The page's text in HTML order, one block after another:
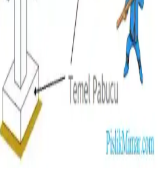
nedeni yüksek nem ve yetersiz
yöntemleri, koruyucu ekipman
küf sorunları önlenebilir ve
Çürüğü Onarım Maliyetleri:
ve Değerlendirme
maliyetleri, hasarın büyüklüğü,
yöntemler ve malzemeler gibi faktörlere
değerlendirme yapılarak kalıcı çözümler